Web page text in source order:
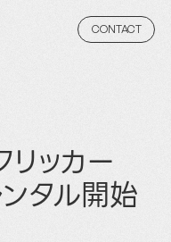
CONTACT
ッカー
タル開始